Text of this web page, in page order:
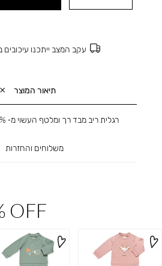
עקב המצב ייתכנו עיכובים
תיאור המוצר
משלוחים והחזרות
רגלית ריב מבד רך ומלטף העשוי מ- 100% כותנה ואהבה.
OFF